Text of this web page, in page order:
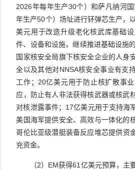
2026年每年生产30个）和萨凡纳河国
年生产50个）场址进行钚弹芯生产，
美元用于改造升级老化核武库基础
件、设备和设施，继续推进基础设施的
国家核安全局旗下核安全企业的人身
全以及其他对NNSA核安全事业有支
工作； 20亿美元用于防止核扩散事
应，防止有人非法获得核武器或核武
对核泄露事件； 17亿美元用于支持海
美国海军提供安全、高效与一体化的
哥伦比亚级潜艇装备反应堆芯提供资
充资金。
（2） EM获得61 亿美元预算，主